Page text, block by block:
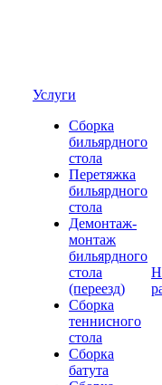
Услуги
Сборка
бильярдного
стола
Перетяжка
бильярдного
стола
Демонтаж-
монтаж
бильярдного
стола
(переезд)
Сборка
теннисного
стола
Сборка
батута